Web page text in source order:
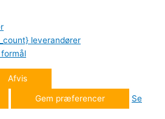
leverandører
Afvis
Gem præferencer
Se